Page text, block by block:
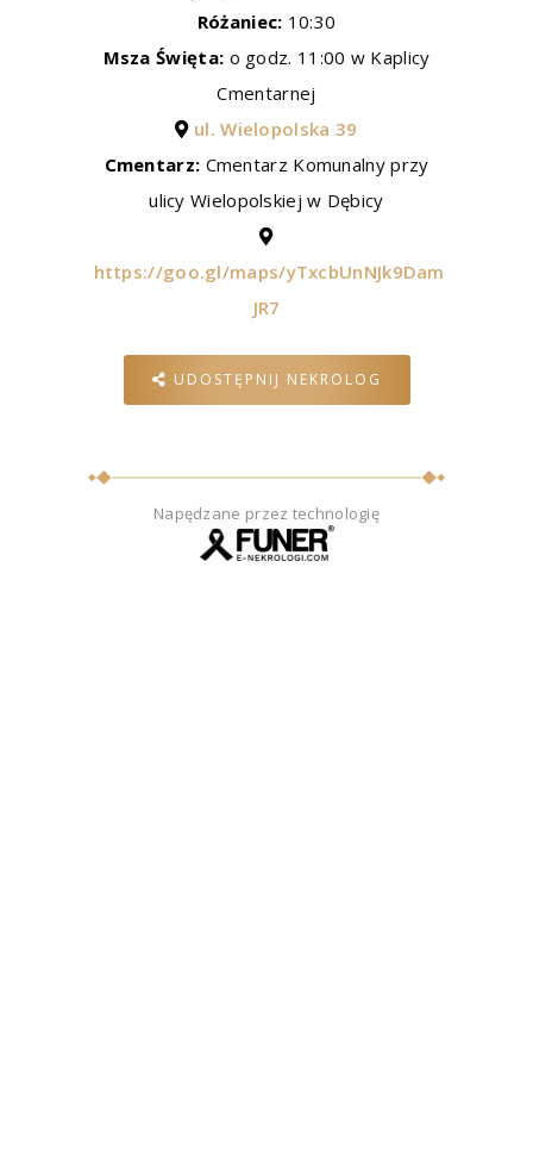
Różaniec: 10:30
Msza Święta: o godz. 11:00 w Kaplicy
Cmentarnej
ul. Wielopolska 39
Cmentarz: Cmentarz Komunalny przy
ulicy Wielopolskiej w Dębicy
https://goo.gl/maps/yTxcbUnNJk9Dam
JR7
UDOSTĘPNIJ NEKROLOG
Napędzane przez technologię